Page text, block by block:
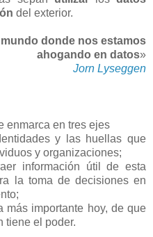
del exterior.
donde nos estamos
ahogando en datos»
Jorn Lyseggen
enmarca en tres ejes
y las huellas que
y organizaciones;
información útil de esta
la toma de decisiones en
más importante hoy, de que
tiene el poder.